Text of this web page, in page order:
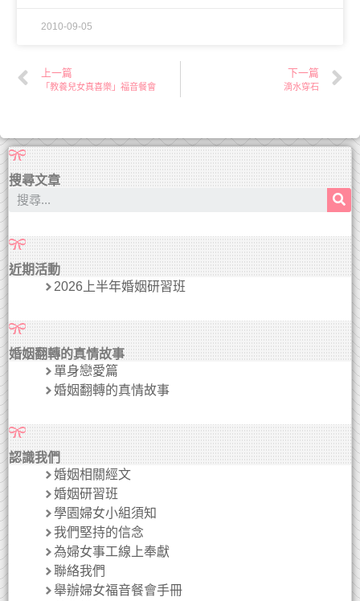
2010-09-05
上一篇
「教養兒女真喜樂」福音餐會
下一篇
滴水穿石
搜尋文章
近期活動
2026上半年婚姻研習班
婚姻翻轉的真情故事
單身戀愛篇
婚姻翻轉的真情故事
認識我們
婚姻相關經文
婚姻研習班
學園婦女小組須知
我們堅持的信念
為婦女事工線上奉獻
聯絡我們
舉辦婦女福音餐會手冊